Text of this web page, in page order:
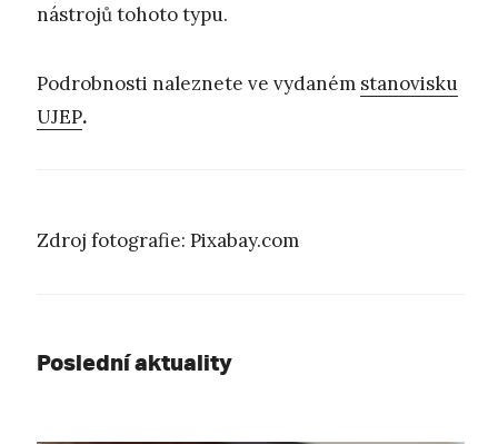
nástrojů tohoto typu.
Podrobnosti naleznete ve vydaném stanovisku
UJEP.
Zdroj fotografie: Pixabay.com
Poslední aktuality